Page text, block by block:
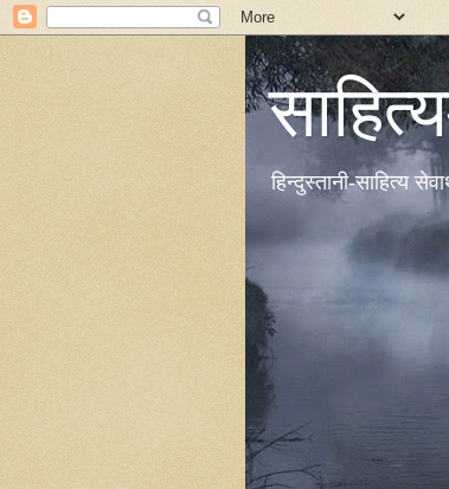
हिन्दुस्तानी-साहित्य